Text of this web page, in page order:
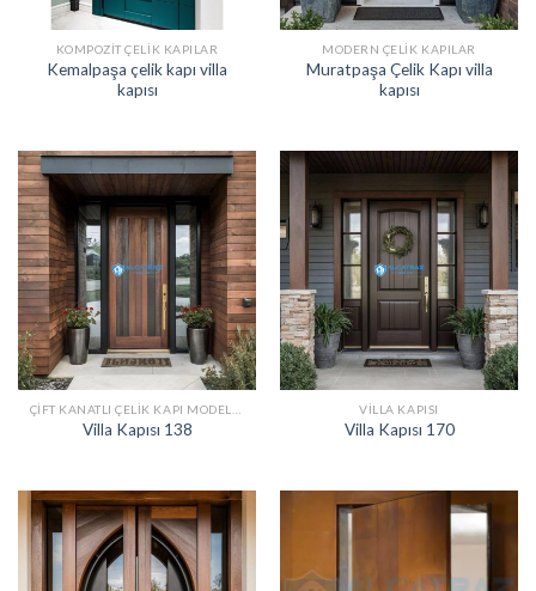
KOMPOZIT ÇELIK KAPILAR
Kemalpaşa çelik kapı villa
kapısı
MODERN ÇELIK KAPILAR
Muratpaşa Çelik Kapı villa
kapısı
Villa Kapısı 138
VILLA KAPISI
Villa Kapısı 170